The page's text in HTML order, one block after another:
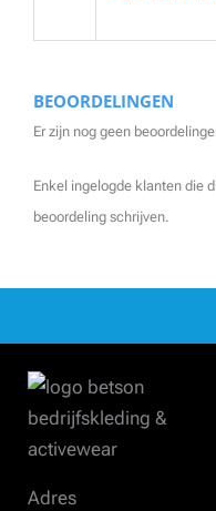
BEOORDELINGEN
Er zijn nog geen
Enkel ingelogde klanten die
beoordeling schrijven.
Adres